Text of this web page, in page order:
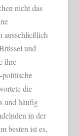
nicht das
ausschließlich
und
ihre
politische
die
und häufig
in der
besten ist es,